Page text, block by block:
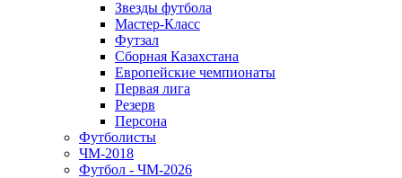
Звезды футбола
Мастер-Класс
Футзал
Сборная Казахстана
Европейские чемпионаты
Первая лига
Резерв
Персона
Футболисты
ЧМ-2018
Футбол - ЧМ-2026